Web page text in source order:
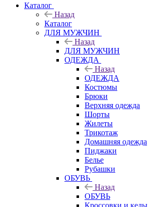
Каталог
Назад
Каталог
ДЛЯ МУЖЧИН
Назад
ДЛЯ МУЖЧИН
ОДЕЖДА
Назад
ОДЕЖДА
Костюмы
Брюки
Верхняя одежда
Шорты
Жилеты
Трикотаж
Домашняя одежда
Пиджаки
Белье
Рубашки
ОБУВЬ
Назад
ОБУВЬ
Кроссовки и кеды